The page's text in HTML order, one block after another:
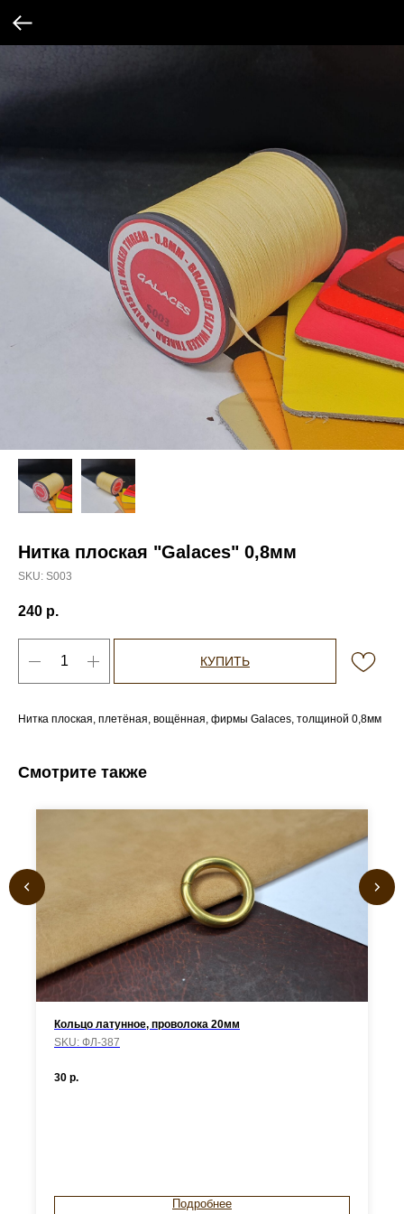
Нитка плоская "Galaces" 0,8мм
SKU: S003
240 р.
КУПИТЬ
Нитка плоская, плетёная, вощённая, фирмы Galaces, толщиной 0,8мм
Смотрите также
Кольцо латунное, проволока 20мм
SKU: ФЛ-387
30 р.
Подробнее